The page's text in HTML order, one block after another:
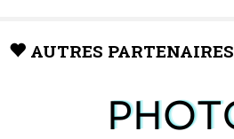
AUTRES PARTENAIRES